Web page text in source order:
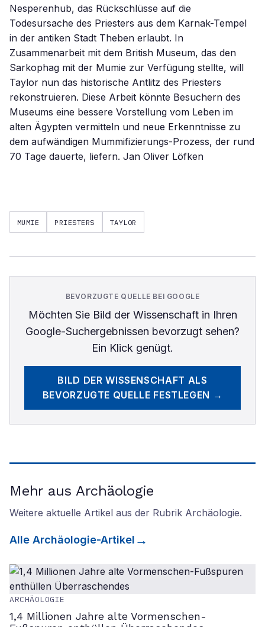
Nesperenhub, das Rückschlüsse auf die
Todesursache des Priesters aus dem Karnak-Tempel
in der antiken Stadt Theben erlaubt. In
Zusammenarbeit mit dem British Museum, das den
Sarkophag mit der Mumie zur Verfügung stellte, will
Taylor nun das historische Antlitz des Priesters
rekonstruieren. Diese Arbeit könnte Besuchern des
Museums eine bessere Vorstellung vom Leben im
alten Ägypten vermitteln und neue Erkenntnisse zu
dem aufwändigen Mummifizierungs-Prozess, der rund
70 Tage dauerte, liefern. Jan Oliver Löfken
MUMIE PRIESTERS TAYLOR
BEVORZUGTE QUELLE BEI GOOGLE
Möchten Sie Bild der Wissenschaftin Ihren
Google-Suchergebnissen bevorzugt sehen?
Ein Klick genügt.
BILD DER WISSENSCHAFT ALS
BEVORZUGTE QUELLE FESTLEGEN →
Mehr aus Archäologie
Weitere aktuelle Artikel aus der Rubrik Archäologie.
Alle Archäologie-Artikel
ARCHÄOLOGIE
1,4 Millionen Jahre alte Vormenschen-